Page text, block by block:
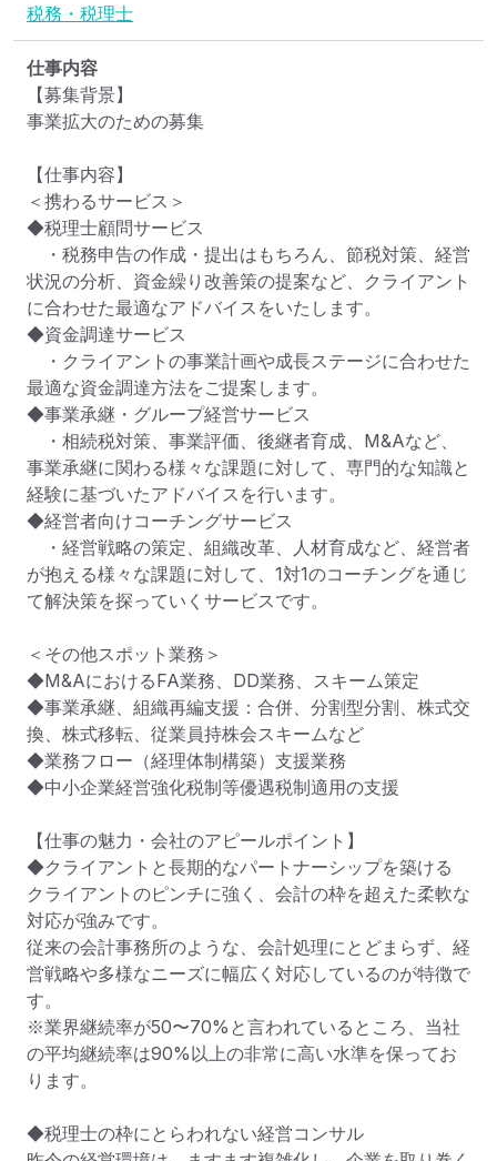
税務・税理士
仕事内容
【募集背景】
事業拡大のための募集
【仕事内容】
＜携わるサービス＞
◆税理士顧問サービス
・税務申告の作成・提出はもちろん、節税対策、経営
状況の分析、資金繰り改善策の提案など、クライアント
に合わせた最適なアドバイスをいたします。
◆資金調達サービス
・クライアントの事業計画や成長ステージに合わせた
最適な資金調達方法をご提案します。
◆事業承継・グループ経営サービス
・相続税対策、事業評価、後継者育成、M&Aなど、
事業承継に関わる様々な課題に対して、専門的な知識と
経験に基づいたアドバイスを行います。
◆経営者向けコーチングサービス
・経営戦略の策定、組織改革、人材育成など、経営者
が抱える様々な課題に対して、1対1のコーチングを通じ
て解決策を探っていくサービスです。
＜その他スポット業務＞
◆M&AにおけるFA業務、DD業務、スキーム策定
◆事業承継、組織再編支援：合併、分割型分割、株式交
換、株式移転、従業員持株会スキームなど
◆業務フロー（経理体制構築）支援業務
◆中小企業経営強化税制等優遇税制適用の支援
【仕事の魅力・会社のアピールポイント】
◆クライアントと長期的なパートナーシップを築ける
クライアントのピンチに強く、会計の枠を超えた柔軟な
対応が強みです。
従来の会計事務所のような、会計処理にとどまらず、経
営戦略や多様なニーズに幅広く対応しているのが特徴で
す。
※業界継続率が50〜70%と言われているところ、当社
の平均継続率は90%以上の非常に高い水準を保ってお
ります。
◆税理士の枠にとらわれない経営コンサル